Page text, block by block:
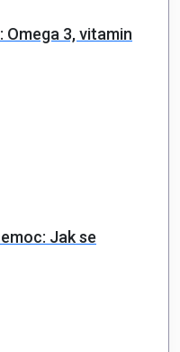
Omega 3, vitamin
Jak se